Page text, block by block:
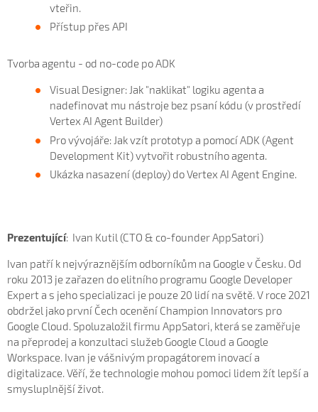
vteřin.
Přístup přes API
Tvorba agentu - od no-code po ADK
Visual Designer: Jak "naklikat" logiku agenta a
nadefinovat mu nástroje bez psaní kódu (v prostředí
Vertex AI Agent Builder)
Pro vývojáře: Jak vzít prototyp a pomocí ADK (Agent
Development Kit) vytvořit robustního agenta.
Ukázka nasazení (deploy) do Vertex AI Agent Engine.
Prezentující: Ivan Kutil (CTO & co-founder AppSatori)
Ivan patří k nejvýraznějším odborníkům na Google v Česku. Od
roku 2013 je zařazen do elitního programu Google Developer
Expert a s jeho specializaci je pouze 20 lidí na světě. V roce 2021
obdržel jako první Čech ocenění Champion Innovators pro
Google Cloud. Spoluzaložil firmu AppSatori, která se zaměřuje
na přeprodej a konzultaci služeb Google Cloud a Google
Workspace. Ivan je vášnivým propagátorem inovací a
digitalizace. Věří, že technologie mohou pomoci lidem žít lepší a
smysluplnější život.